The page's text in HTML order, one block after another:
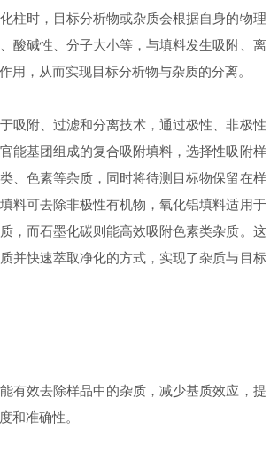
柱时，目标分析物或杂质会根据自身的物理
酸碱性、分子大小等，与填料发生吸附、离
用，从而实现目标分析物与杂质的分离。
附、过滤和分离技术，通过极性、非极性
能基团组成的复合吸附填料，选择性吸附样
、色素等杂质，同时将待测目标物保留在样
料可去除非极性有机物，氧化铝填料适用于
，而石墨化碳则能高效吸附色素类杂质。这
并快速萃取净化的方式，实现了杂质与目标
效去除样品中的杂质，减少基质效应，提
和准确性。